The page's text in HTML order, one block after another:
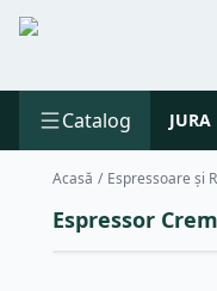
Catalog JURA
Acasă / Espressoare și
Espressor